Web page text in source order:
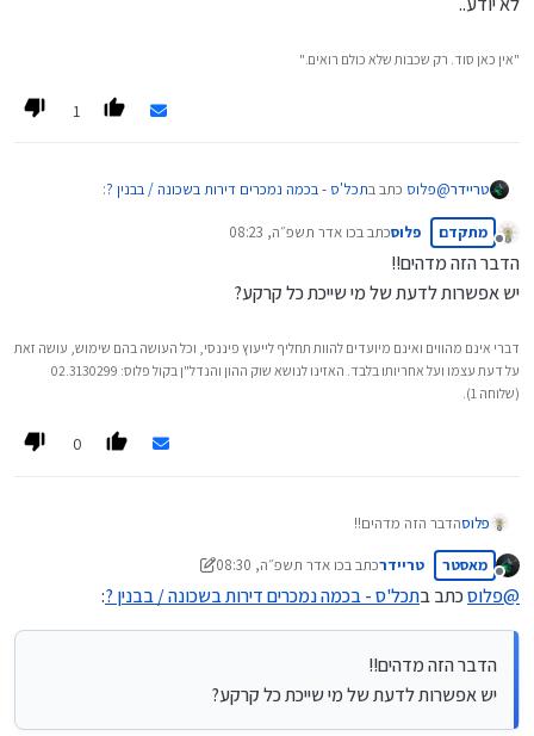
"אין כאן סוד. רק שכבות שלא כולם רואים."
1
טריידר@פלוס כתב בתכל'ס - בכמה נמכרים דירות בשכונה / בבנין ?:
@טריידר
למה הוא לא נותן על הכל מידע?
לא יודע..
מנותק
מתקדם פלוסכתב בכו אדר תשפ״ה, 08:23
נערך לאחרונה על ידי
הדבר הזה מדהים!!
יש אפשרות לדעת של מי שייכת כל קרקע?
דברי אינם מהווים ואינם מיועדים להוות תחליף לייעוץ פיננסי, וכל העושה בהם שימוש, עושה זאת
על דעת עצמו ועל אחריותו בלבד. האזינו לנושא שוק ההון והנדל"ן בקול פלוס: 02.3130299
(שלוחה 1).
0
פלוסהדבר הזה מדהים!!
יש אפשרות לדעת של מי שייכת כל קרקע?
מנותק
מאסטר טריידרכתב בכו אדר תשפ״ה, 08:30
נערך לאחרונה על ידי טריידר
@פלוסכתב בתכל'ס - בכמה נמכרים דירות בשכונה / בבנין ?:
הדבר הזה מדהים!!
יש אפשרות לדעת של מי שייכת כל קרקע?